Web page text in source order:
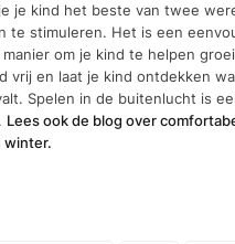
je kind het beste van twee
te stimuleren. Het is een
om je kind te helpen
vrij en laat je kind ontdekken
Spelen in de buitenlucht is
Lees ook de blog over
winter.